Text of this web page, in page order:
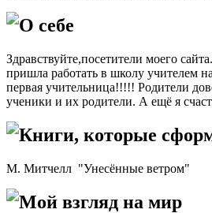
О себе
Здравствуйте,посетители моего
пришла работать в школу учителем
первая учительница!!!!! Родители
ученики и их родители. А ещё я
Книги, которые
М. Митчелл "Унесённые ветром"
Мой взгляд на мир